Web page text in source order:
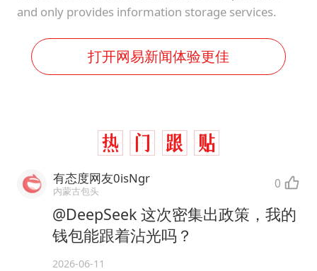
and only provides information storage services.
打开网易新闻体验更佳
有态度网友0isNgr
内蒙古包头 0
@DeepSeek 这次密集出政策，我的
钱包能跟着沾光吗？
2026-06-11